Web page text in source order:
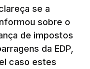
17 vezes para
aos últimos dias,
ordens para mais
mandatos à
está há
se a
sobre o
de impostos
da EDP,
caso estes